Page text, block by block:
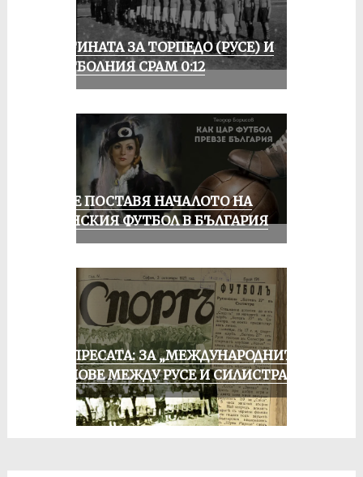
ИСТИНАТА ЗА ТОРПЕДО (РУСЕ) И
ФУТБОЛНИЯ СРАМ 0:12
РУСЕ ПОСТАВЯ НАЧАЛОТО НА
ЖЕНСКИЯ ФУТБОЛ В БЪЛГАРИЯ
ОТ ПРЕСАТА: ЗА „МЕЖДУНАРОДНИТЕ“
МАЧОВЕ МЕЖДУ РУСЕ И СИЛИСТРА